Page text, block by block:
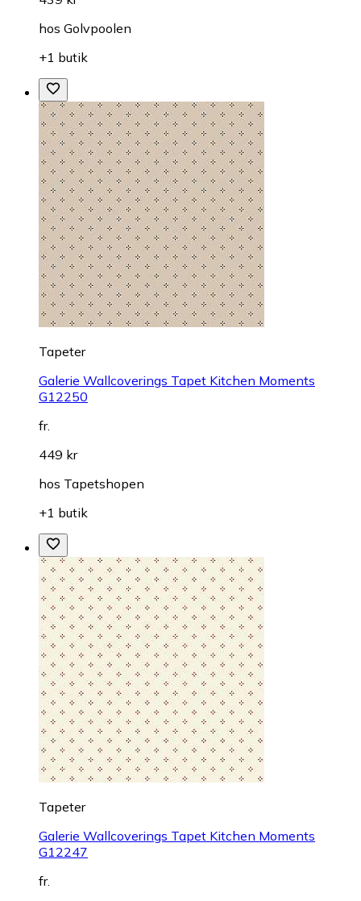
hos Golvpoolen
+1 butik
Tapeter
Galerie Wallcoverings Tapet Kitchen Moments
G12250
fr.
449 kr
hos Tapetshopen
+1 butik
Tapeter
Galerie Wallcoverings Tapet Kitchen Moments
G12247
fr.